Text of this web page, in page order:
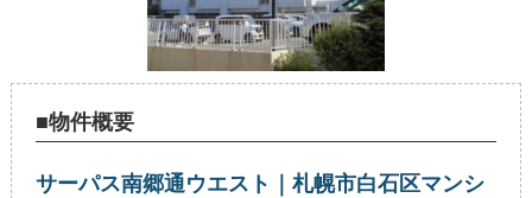
■物件概要
サーパス南郷通ウエスト｜札幌市白石区マンシ